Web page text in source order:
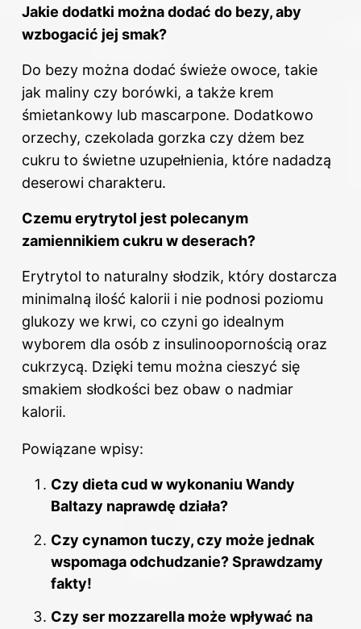
Jakie dodatki można dodać do bezy, aby
wzbogacić jej smak?
Do bezy można dodać świeże owoce, takie
jak maliny czy borówki, a także krem
śmietankowy lub mascarpone. Dodatkowo
orzechy, czekolada gorzka czy dżem bez
cukru to świetne uzupełnienia, które nadadzą
deserowi charakteru.
Czemu erytrytol jest polecanym
zamiennikiem cukru w deserach?
Erytrytol to naturalny słodzik, który dostarcza
minimalną ilość kalorii i nie podnosi poziomu
glukozy we krwi, co czyni go idealnym
wyborem dla osób z insulinoopornością oraz
cukrzycą. Dzięki temu można cieszyć się
smakiem słodkości bez obaw o nadmiar
kalorii.
Powiązane wpisy:
Czy dieta cud w wykonaniu Wandy
Baltazy naprawdę działa?
Czy cynamon tuczy, czy może jednak
wspomaga odchudzanie? Sprawdzamy
fakty!
Czy ser mozzarella może wpływać na